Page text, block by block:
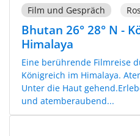
Film und Gespräch
Bhutan 26° 28° N -
Himalaya
Eine berührende Filmreise
Königreich im Himalaya.
Unter die Haut
und atemberaubend...